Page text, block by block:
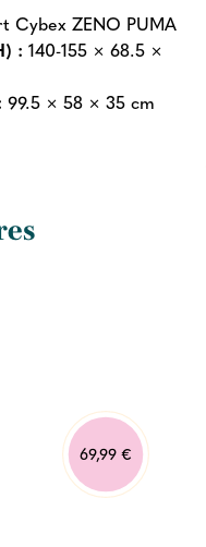
Cybex ZENO PUMA
: 140-155 × 68.5 ×
99.5 × 58 × 35 cm
69,99 €